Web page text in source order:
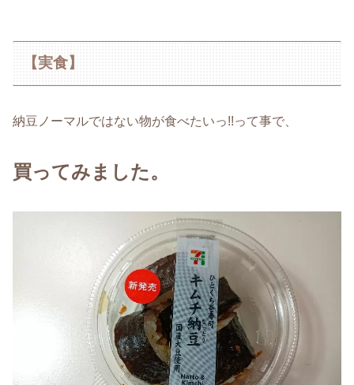
【実食】
納豆ノーマルではない物が食べたいっ!!って事で、
買ってみました。